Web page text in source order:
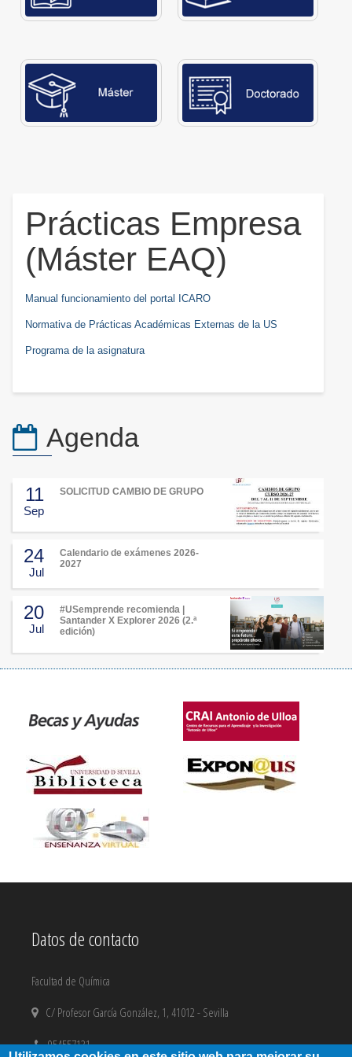
Prácticas Empresa
(Máster EAQ)
Manual funcionamiento del portal ICARO
Normativa de Prácticas Académicas Externas de la US
Programa de la asignatura
Agenda
11
Sep
SOLICITUD CAMBIO DE GRUPO
24
Jul
Calendario de exámenes 2026-
2027
20
Jul
#USemprende recomienda |
Santander X Explorer 2026 (2.ª
edición)
Datos de contacto
Facultad de Química
C/ Profesor García González, 1, 41012 - Sevilla
954557131